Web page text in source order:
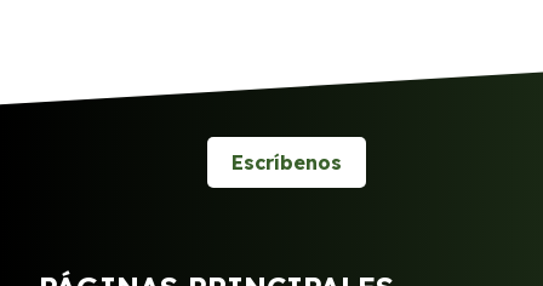
Escríbenos